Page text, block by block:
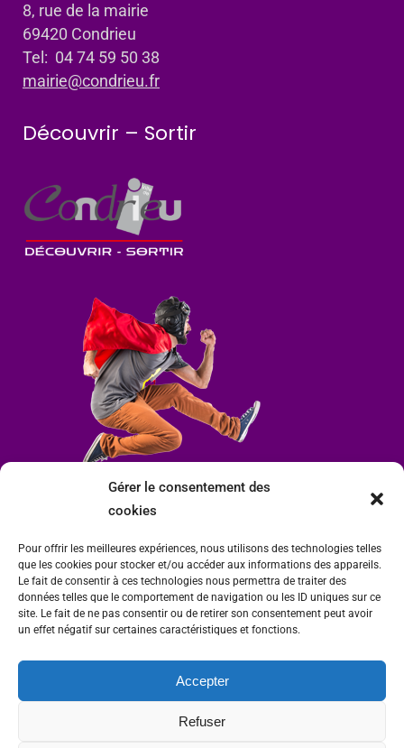
Gérer le consentement des
cookies
Pour offrir les meilleures expériences, nous utilisons des technologies telles
que les cookies pour stocker et/ou accéder aux informations des appareils.
Le fait de consentir à ces technologies nous permettra de traiter des
données telles que le comportement de navigation ou les ID uniques sur ce
site. Le fait de ne pas consentir ou de retirer son consentement peut avoir
un effet négatif sur certaines caractéristiques et fonctions.
Accepter
Refuser
8, rue de la mairie
69420 Condrieu
Tel: 04 74 59 50 38
mairie@condrieu.fr
Découvrir – Sortir
Mairie de Condrieu | Copyright © 2023 |Mentions légales